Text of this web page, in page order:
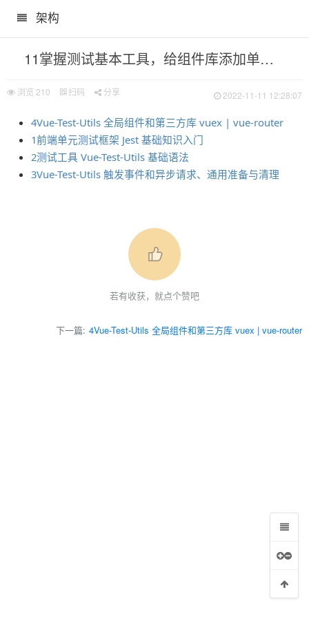
架构
11掌握测试基本工具，给组件库添加单元测试
浏览 210 扫码 分享 2022-11-11 12:28:07
4Vue-Test-Utils 全局组件和第三方库 vuex | vue-router
1前端单元测试框架 Jest 基础知识入门
2测试工具 Vue-Test-Utils 基础语法
3Vue-Test-Utils 触发事件和异步请求、通用准备与清理
若有收获，就点个赞吧
下一篇: 4Vue-Test-Utils 全局组件和第三方库 vuex | vue-router